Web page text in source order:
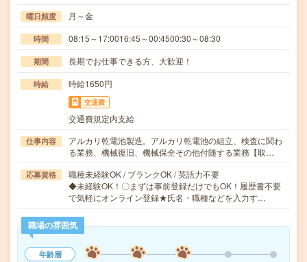
曜日頻度 月～金
時間 08:15～17:0016:45～00:4500:30～08:30
期間 長期でお仕事できる方、大歓迎！
時給 時給1650円
交通費
交通費規定内支給
仕事内容
アルカリ乾電池製造。アルカリ乾電池の組立、検査に関わ
る業務、機械復旧、機械保全その他付随する業務【取…
応募資格
職種未経験OK / ブランクOK / 英語力不要
◆未経験OK！〇まずは事前登録だけでもOK！履歴書不要
で気軽にオンライン登録★氏名・職種などを入力す…
職場の雰囲気
年齢層